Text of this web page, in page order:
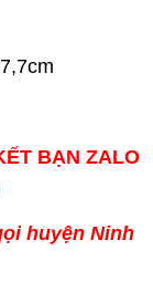
BẠN ZALO
huyện Ninh